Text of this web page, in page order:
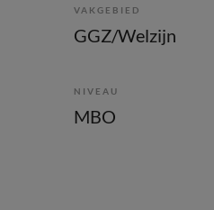
VAKGEBIED
GGZ/Welzijn
NIVEAU
MBO